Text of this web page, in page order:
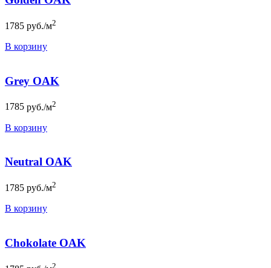
1785 руб./м2
В корзину
Grey OAK
1785 руб./м2
В корзину
Neutral OAK
1785 руб./м2
В корзину
Chokolate OAK
2